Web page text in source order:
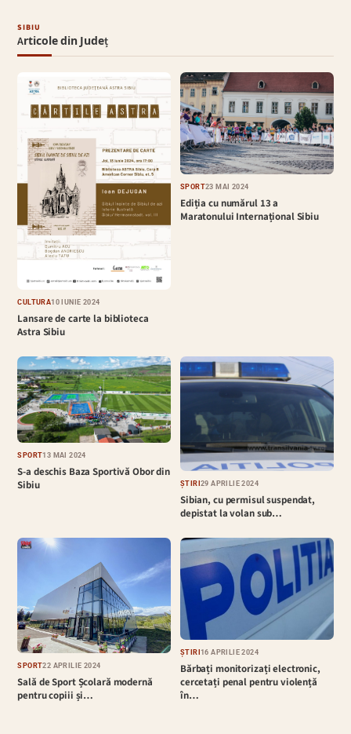
SIBIU
Articole din Județ
CULTURĂ10 IUNIE 2024
Lansare de carte la biblioteca
Astra Sibiu
SPORT23 MAI 2024
Ediția cu numărul 13 a
Maratonului Internațional Sibiu
SPORT13 MAI 2024
S-a deschis Baza Sportivă Obor din
Sibiu
ȘTIRI29 APRILIE 2024
Sibian, cu permisul suspendat,
depistat la volan sub…
SPORT22 APRILIE 2024
Sală de Sport Școlară modernă
pentru copiii și…
ȘTIRI16 APRILIE 2024
Bărbați monitorizați electronic,
cercetați penal pentru violență
în…